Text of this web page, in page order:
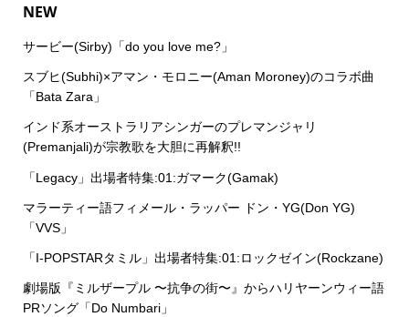
NEW
サービー(Sirby)「do you love me?」
スブヒ(Subhi)×アマン・モロニー(Aman Moroney)のコラボ曲
「Bata Zara」
インド系オーストラリアシンガーのプレマンジャリ
(Premanjali)が宗教歌を大胆に再解釈!!
「Legacy」出場者特集:01:ガマーク(Gamak)
マラーティー語フィメール・ラッパー ドン・YG(Don YG)
「VVS」
「I-POPSTARタミル」出場者特集:01:ロックゼイン(Rockzane)
劇場版『ミルザープル 〜抗争の街〜』からハリヤーンウィー語
PRソング「Do Numbari」